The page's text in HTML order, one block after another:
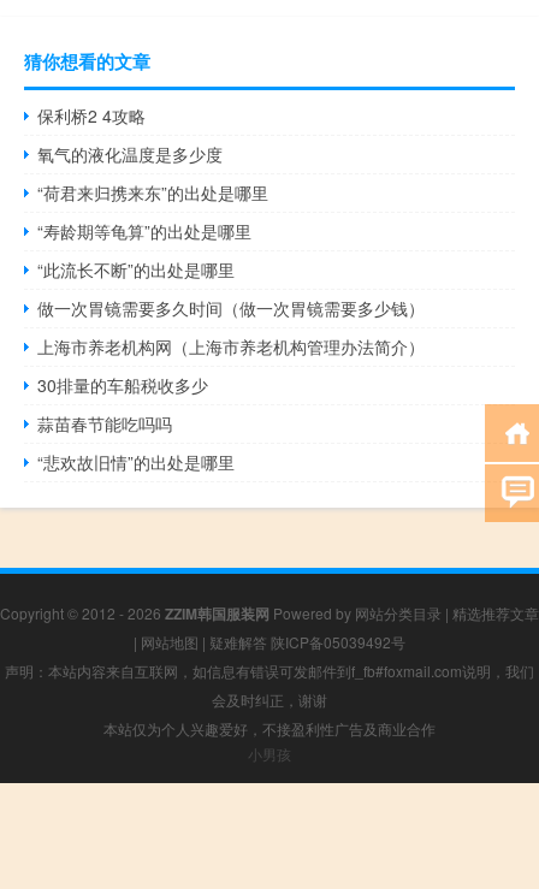
猜你想看的文章
保利桥2 4攻略
氧气的液化温度是多少度
“荷君来归携来东”的出处是哪里
“寿龄期等龟算”的出处是哪里
“此流长不断”的出处是哪里
做一次胃镜需要多久时间（做一次胃镜需要多少钱）
上海市养老机构网（上海市养老机构管理办法简介）
30排量的车船税收多少
蒜苗春节能吃吗吗
“悲欢故旧情”的出处是哪里
Copyright © 2012 - 2026 ZZIM韩国服装网 Powered by 网站分类目录 | 精选推荐文章
| 网站地图 | 疑难解答 陕ICP备05039492号
声明：本站内容来自互联网，如信息有错误可发邮件到f_fb#foxmail.com说明，我们
会及时纠正，谢谢
本站仅为个人兴趣爱好，不接盈利性广告及商业合作
小男孩